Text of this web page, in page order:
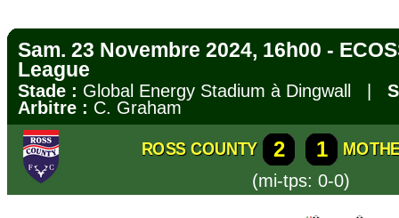
Sam. 23 Novembre 2024, 16h00 -
League
Stade : Global Energy Stadium à Dingwall |
Arbitre : C. Graham
ROSS COUNTY 2 1
(mi-tps: 0-0)